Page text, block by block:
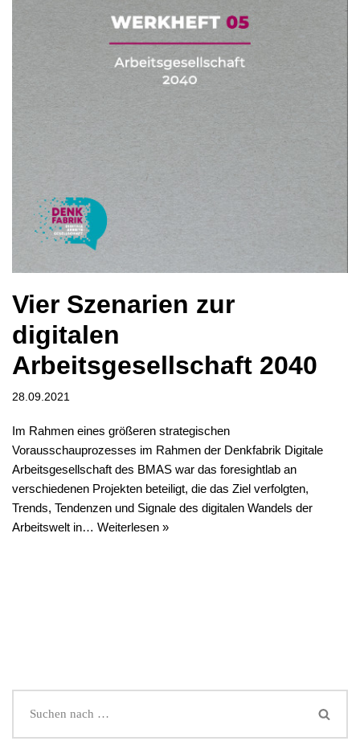
Vier Szenarien zur
digitalen
Arbeitsgesellschaft 2040
28.09.2021
Im Rahmen eines größeren strategischen
Vorausschauprozesses im Rahmen der Denkfabrik Digitale
Arbeitsgesellschaft des BMAS war das foresightlab an
verschiedenen Projekten beteiligt, die das Ziel verfolgten,
Trends, Tendenzen und Signale des digitalen Wandels der
Arbeitswelt in… Weiterlesen »